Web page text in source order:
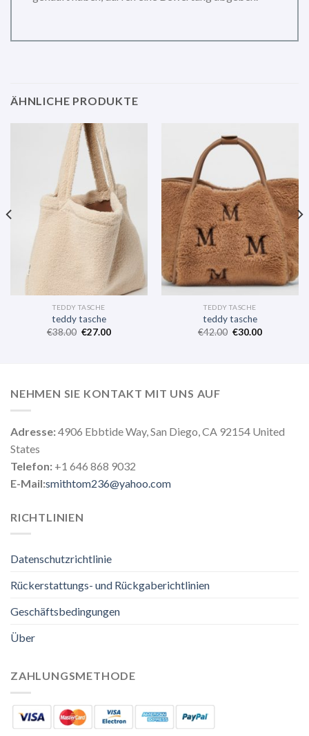
ÄHNLICHE PRODUKTE
TEDDY TASCHE
teddy tasche
€38.00 €27.00
TEDDY TASCHE
teddy tasche
€42.00 €30.00
NEHMEN SIE KONTAKT MIT UNS AUF
Adresse:4906 Ebbtide Way, San Diego, CA 92154 United
States
Telefon: +1 646 868 9032
E-Mail:smithtom236@yahoo.com
RICHTLINIEN
Datenschutzrichtlinie
Rückerstattungs- und Rückgaberichtlinien
Geschäftsbedingungen
Über
ZAHLUNGSMETHODE